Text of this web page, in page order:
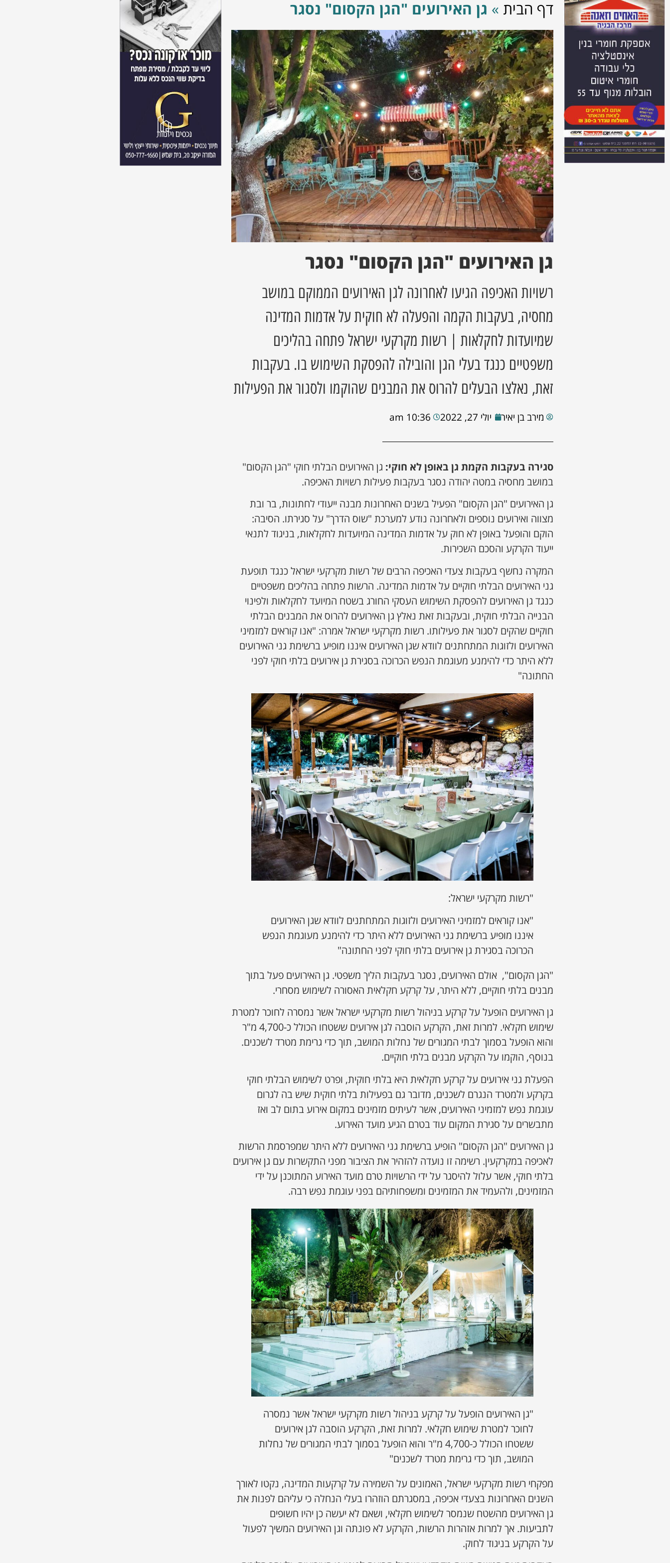
דף הבית » גן האירועים "הגן הקסום" נסגר
גן האירועים "הגן הקסום" נסגר
רשויות האכיפה הגיעו לאחרונה לגן האירועים הממוקם במושב
מחסיה, בעקבות הקמה והפעלה לא חוקית על אדמות המדינה
שמיועדות לחקלאות | רשות מקרקעי ישראל פתחה בהליכים
משפטיים כנגד בעלי הגן והובילה להפסקת השימוש בו. בעקבות
זאת, נאלצו הבעלים להרוס את המבנים שהוקמו ולסגור את הפעילות
מירב בן יאיר יולי 27, 2022 10:36 am
סגירה בעקבות הקמת גן באופן לא חוקי: גן האירועים הבלתי חוקי "הגן הקסום"
במושב מחסיה במטה יהודה נסגר בעקבות פעילות רשויות האכיפה.
גן האירועים "הגן הקסום" הפעיל בשנים האחרונות מבנה ייעודי לחתונות, בר ובת
מצווה ואירועים נוספים ולאחרונה נודע למערכת "שוס הדרך" על סגירתו. הסיבה:
הוקם והופעל באופן לא חוק על אדמות המדינה המיועדות לחקלאות, בניגוד לתנאי
ייעוד הקרקע והסכם השכירות.
המקרה נחשף בעקבות צעדי האכיפה הרבים של רשות מקרקעי ישראל כנגד תופעת
גני האירועים הבלתי חוקיים על אדמות המדינה. הרשות פתחה בהליכים משפטיים
כנגד גן האירועים להפסקת השימוש העסקי החורג בשטח המיועד לחקלאות ולפינוי
הבנייה הבלתי חוקית, ובעקבות זאת נאלץ גן האירועים להרוס את המבנים הבלתי
חוקיים שהקים לסגור את פעילותו. רשות מקרקעי ישראל אמרה: "אנו קוראים למזמיני
האירועים ולזוגות המתחתנים לוודא שגן האירועים איננו מופיע ברשימת גני האירועים
ללא היתר כדי להימנע מעוגמת הנפש הכרוכה בסגירת גן אירועים בלתי חוקי לפני
החתונה"
"רשות מקרקעי ישראל:
"אנו קוראים למזמיני האירועים ולזוגות המתחתנים לוודא שגן האירועים
איננו מופיע ברשימת גני האירועים ללא היתר כדי להימנע מעוגמת הנפש
הכרוכה בסגירת גן אירועים בלתי חוקי לפני החתונה"
"הגן הקסום", אולם האירועים, נסגר בעקבות הליך משפטי. גן האירועים פעל בתוך
מבנים בלתי חוקיים, ללא היתר, על קרקע חקלאית האסורה לשימוש מסחרי.
גן האירועים הופעל על קרקע בניהול רשות מקרקעי ישראל אשר נמסרה לחוכר למטרת
שימוש חקלאי. למרות זאת, הקרקע הוסבה לגן אירועים ששטחו הכולל כ-4,700 מ"ר
והוא הופעל בסמוך לבתי המגורים של נחלות המושב, תוך כדי גרימת מטרד לשכנים.
בנוסף, הוקמו על הקרקע מבנים בלתי חוקיים.
הפעלת גני אירועים על קרקע חקלאית היא בלתי חוקית, ופרט לשימוש הבלתי חוקי
בקרקע ולמטרד הנגרם לשכנים, מדובר גם בפעילות בלתי חוקית שיש בה לגרום
עוגמת נפש למזמיני האירועים, אשר לעיתים מזמינים במקום אירוע בתום לב ואז
מתבשרים על סגירת המקום עוד בטרם הגיע מועד האירוע.
גן האירועים "הגן הקסום" הופיע ברשימת גני האירועים ללא היתר שמפרסמת הרשות
לאכיפה במקרקעין. רשימה זו נועדה להזהיר את הציבור מפני התקשרות עם גן אירועים
בלתי חוקי, אשר עלול להיסגר על ידי הרשויות טרם מועד האירוע המתוכנן על ידי
המזמינים, ולהעמיד את המזמינים ומשפחותיהם בפני עוגמת נפש רבה.
"גן האירועים הופעל על קרקע בניהול רשות מקרקעי ישראל אשר נמסרה
לחוכר למטרת שימוש חקלאי. למרות זאת, הקרקע הוסבה לגן אירועים
ששטחו הכולל כ-4,700 מ"ר והוא הופעל בסמוך לבתי המגורים של נחלות
המושב, תוך כדי גרימת מטרד לשכנים"
מפקחי רשות מקרקעי ישראל, האמונים על השמירה על קרקעות המדינה, נקטו לאורך
השנים האחרונות בצעדי אכיפה, במסגרתם הוזהרו בעלי הנחלה כי עליהם לפנות את
גן האירועים מהשטח שנמסר לשימוש חקלאי, ושאם לא יעשה כן יהיו חשופים
לתביעות. אך למרות אזהרות הרשות, הקרקע לא פונתה וגן האירועים המשיך לפעול
על הקרקע בניגוד לחוק.